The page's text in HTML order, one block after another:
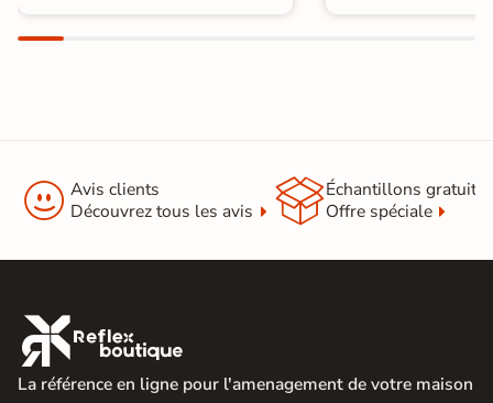
 Avis clients
Découvrez tous les avis
Échantillons gratuit
Offre spéciale

La référence en ligne pour l'amenagement de votre maison